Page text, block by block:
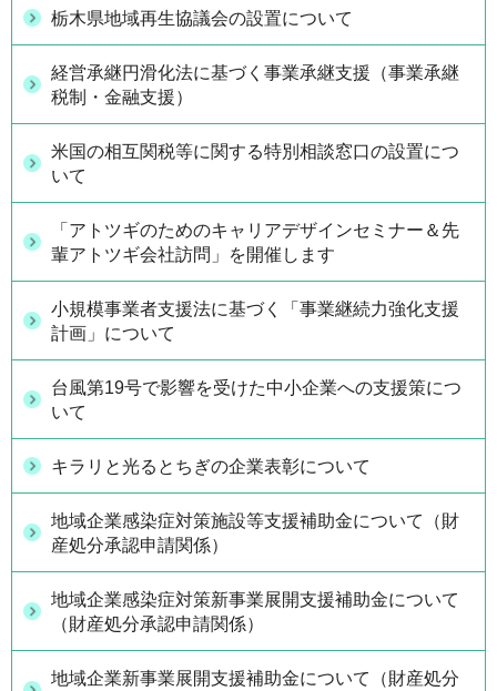
栃木県地域再生協議会の設置について
経営承継円滑化法に基づく事業承継支援（事業承継
税制・金融支援）
米国の相互関税等に関する特別相談窓口の設置につ
いて
「アトツギのためのキャリアデザインセミナー＆先
輩アトツギ会社訪問」を開催します
小規模事業者支援法に基づく「事業継続力強化支援
計画」について
台風第19号で影響を受けた中小企業への支援策につ
いて
キラリと光るとちぎの企業表彰について
地域企業感染症対策施設等支援補助金について（財
産処分承認申請関係）
地域企業感染症対策新事業展開支援補助金について
（財産処分承認申請関係）
地域企業新事業展開支援補助金について（財産処分